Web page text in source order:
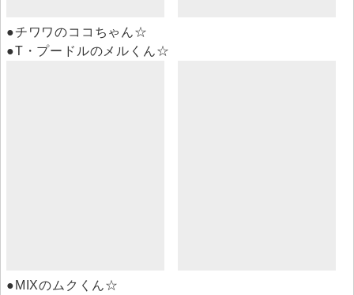
●チワワのココちゃん☆
●T・プードルのメルくん☆
●MIXのムクくん☆